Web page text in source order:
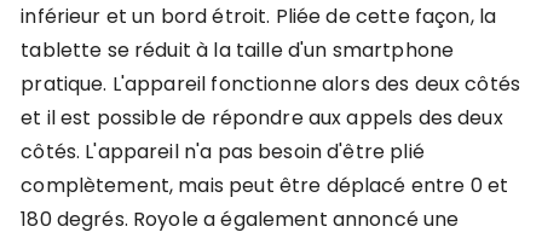
inférieur et un bord étroit. Pliée de cette façon, la
tablette se réduit à la taille d'un smartphone
pratique. L'appareil fonctionne alors des deux côtés
et il est possible de répondre aux appels des deux
côtés. L'appareil n'a pas besoin d'être plié
complètement, mais peut être déplacé entre 0 et
180 degrés. Royole a également annoncé une